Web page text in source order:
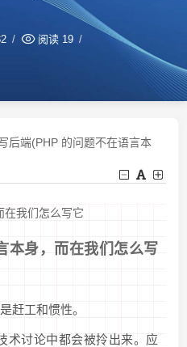
阅读 19
后端(PHP 的问题不在语言本
在我们怎么写它
本身，而在我们怎么写
赶工和惯性。
术讨论中都会被拎出来。应